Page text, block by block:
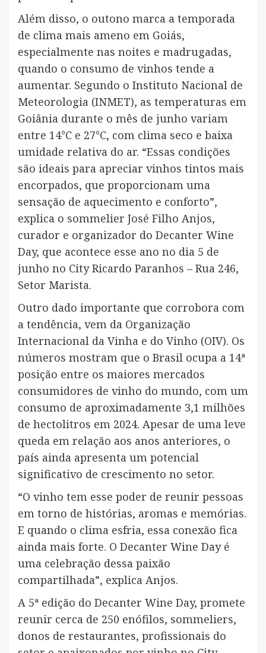
Além disso, o outono marca a temporada
de clima mais ameno em Goiás,
especialmente nas noites e madrugadas,
quando o consumo de vinhos tende a
aumentar. Segundo o Instituto Nacional de
Meteorologia (INMET), as temperaturas em
Goiânia durante o mês de junho variam
entre 14°C e 27°C, com clima seco e baixa
umidade relativa do ar. “Essas condições
são ideais para apreciar vinhos tintos mais
encorpados, que proporcionam uma
sensação de aquecimento e conforto”,
explica o sommelier José Filho Anjos,
curador e organizador do Decanter Wine
Day, que acontece esse ano no dia 5 de
junho no City Ricardo Paranhos – Rua 246,
Setor Marista.
Outro dado importante que corrobora com
a tendência, vem da Organização
Internacional da Vinha e do Vinho (OIV). Os
números mostram que o Brasil ocupa a 14ª
posição entre os maiores mercados
consumidores de vinho do mundo, com um
consumo de aproximadamente 3,1 milhões
de hectolitros em 2024. Apesar de uma leve
queda em relação aos anos anteriores, o
país ainda apresenta um potencial
significativo de crescimento no setor.
“O vinho tem esse poder de reunir pessoas
em torno de histórias, aromas e memórias.
E quando o clima esfria, essa conexão fica
ainda mais forte. O Decanter Wine Day é
uma celebração dessa paixão
compartilhada”, explica Anjos.
A 5ª edição do Decanter Wine Day, promete
reunir cerca de 250 enófilos, sommeliers,
donos de restaurantes, profissionais do